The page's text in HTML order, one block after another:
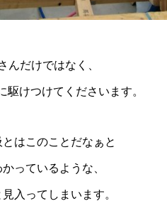
んだけではなく、
けつけてくださいます。
はこのことだなぁと
っているような、
入ってしまいます。